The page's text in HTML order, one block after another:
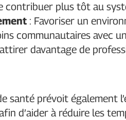
contribuer plus tôt au
: Favoriser un
communautaires avec
davantage de
santé prévoit également
d’aider à réduire les